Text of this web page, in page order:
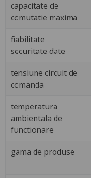
capacitate de
comutatie maxima
fiabilitate
securitate date
tensiune circuit de
comanda
temperatura
ambientala de
functionare
gama de produse